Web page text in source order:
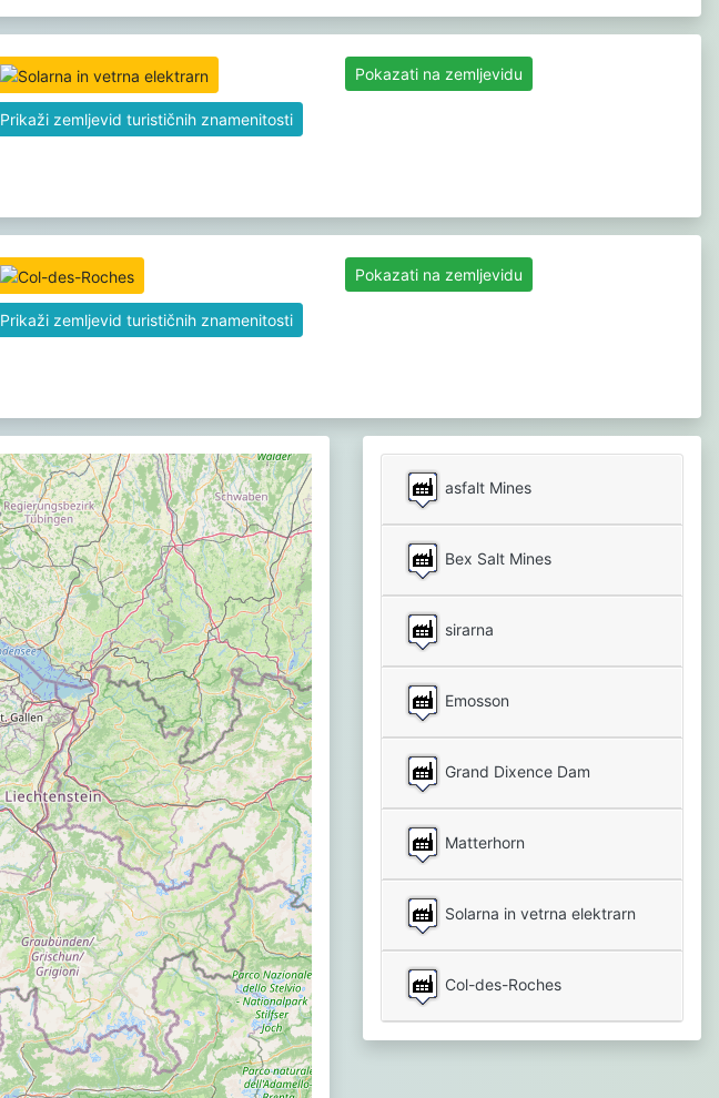
Prikaži zemljevid turističnih znamenitosti
Pokazati na zemljevidu
Prikaži zemljevid turističnih znamenitosti
Pokazati na zemljevidu
asfalt Mines
Bex Salt Mines
sirarna
Emosson
Grand Dixence Dam
Matterhorn
Solarna in vetrna elektrarn
Col-des-Roches